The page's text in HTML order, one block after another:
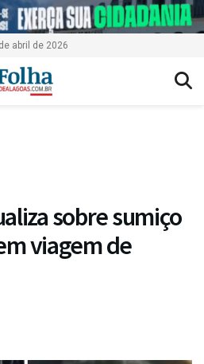
abril de 2026
sobre sumiço
viagem de